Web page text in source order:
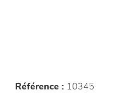
Référence : 10345